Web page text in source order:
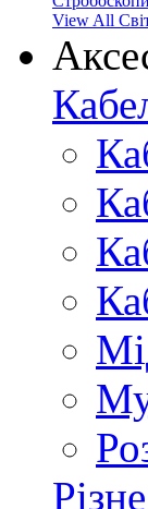
View All
Різне